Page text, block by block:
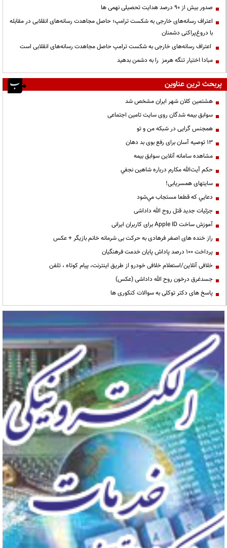
صدور بیش از ۹۰ درصد هدایت تحصیلی نهمی ها
اعتراف رسانه‌های خارجی به شکست ترامپ؛ حاصل مجاهدت رسانه‌های انقلابی در مقابله
با دروغ‌پراکنی دشمنان
اعتراف رسانه‌های خارجی به شکست ترامپ حاصل مجاهدت رسانه‌های انقلابی است
مبادا اختیار تنگه هرمز را به دشمن بدهید
پربحث ترین عناوین
هشتمین کلان شهر ایران مشخص شد
سوابق بیمه شدگان روی سایت تامین اجتماعی
همجنس گرایی در شبکه من و تو
13 توصیه آسان برای رفع بوی بد دهان
مشاهده سامانه آنلاين سوابق بیمه
حكم آيت‌الله مكارم درباره شاهين نجفي
سایتهای همسریابی!
دعايي كه قطعا مستجاب مي‌شود
جزئیات جدید قتل روح الله داداشی
آموزش ساخت Apple ID برای کاربران ایرانی
راز خنده های اصغر فرهادی به حرکت بی شرمانه خانم بازیگر + عکس
پرداخت ۱۰۰ درصد پاداش پایان خدمت فرهنگیان
خلافی آنلاین/استعلام خلافی خودرو از طریق اینترنت، پیام کوتاه ، تلفن
جسدغرق درخون روح الله داداشی (عکس)
پاسخ های دکتر توکلی به سوالات کنکوری ها